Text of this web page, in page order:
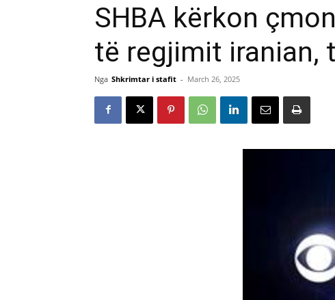
SHBA kërkon
të regjimit iranian,
Nga Shkrimtar i stafit - March 26, 2025